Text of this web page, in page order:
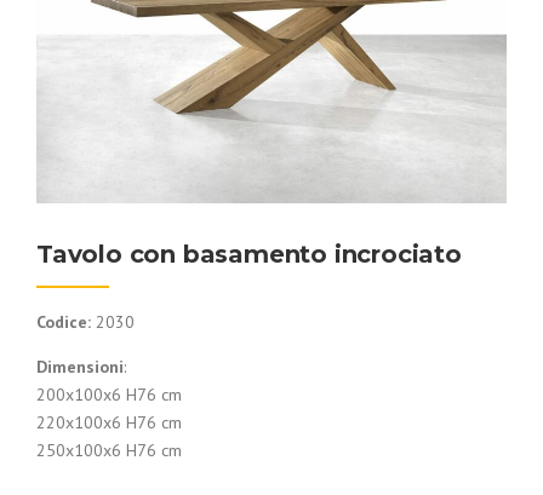
Tavolo con basamento incrociato
Codice: 2030
Dimensioni:
200x100x6 H76 cm
220x100x6 H76 cm
250x100x6 H76 cm